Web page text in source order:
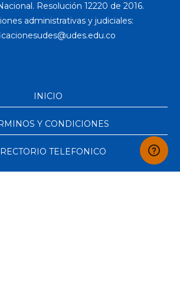
Resolución 12220 de 2016.
administrativas y judiciales:
INICIO
Y CONDICIONES
TELEFONICO